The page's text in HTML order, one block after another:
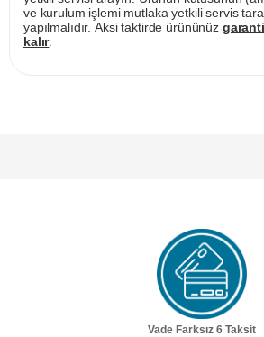
ve kurulum işlemi mutlaka yetkili servis
yapılmalıdır. Aksi taktirde ürününüz garanti
kalır.
Vade Farksız 6 Taksit